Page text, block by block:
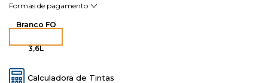
Branco FO
3,6L
Calculadora de Tintas